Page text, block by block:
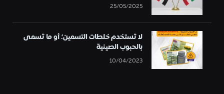
25/05/2025
لا تستخدم خلطات التسمين؛ أو ما تسمى
بالحبوب الصينية
10/04/2023